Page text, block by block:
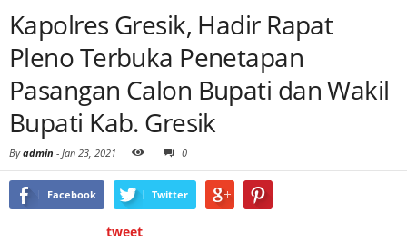
Kapolres Gresik, Hadir Rapat
Pleno Terbuka Penetapan
Pasangan Calon Bupati dan Wakil
Bupati Kab. Gresik
Byadmin - Jan 23, 2021 0
Facebook Twitter
tweet